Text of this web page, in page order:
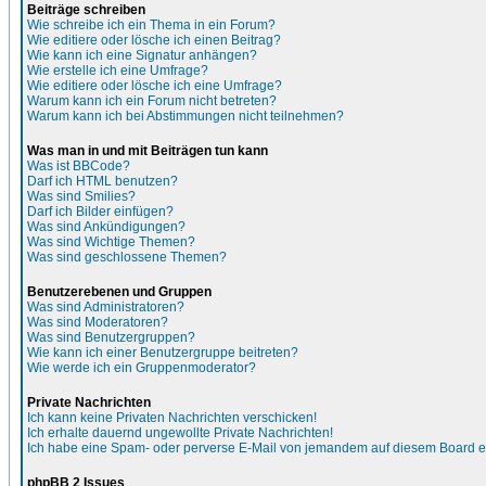
Beiträge schreiben
Wie schreibe ich ein Thema in ein Forum?
Wie editiere oder lösche ich einen Beitrag?
Wie kann ich eine Signatur anhängen?
Wie erstelle ich eine Umfrage?
Wie editiere oder lösche ich eine Umfrage?
Warum kann ich ein Forum nicht betreten?
Warum kann ich bei Abstimmungen nicht teilnehmen?
Was man in und mit Beiträgen tun kann
Was ist BBCode?
Darf ich HTML benutzen?
Was sind Smilies?
Darf ich Bilder einfügen?
Was sind Ankündigungen?
Was sind Wichtige Themen?
Was sind geschlossene Themen?
Benutzerebenen und Gruppen
Was sind Administratoren?
Was sind Moderatoren?
Was sind Benutzergruppen?
Wie kann ich einer Benutzergruppe beitreten?
Wie werde ich ein Gruppenmoderator?
Private Nachrichten
Ich kann keine Privaten Nachrichten verschicken!
Ich erhalte dauernd ungewollte Private Nachrichten!
Ich habe eine Spam- oder perverse E-Mail von jemandem auf diesem Board
phpBB 2 Issues